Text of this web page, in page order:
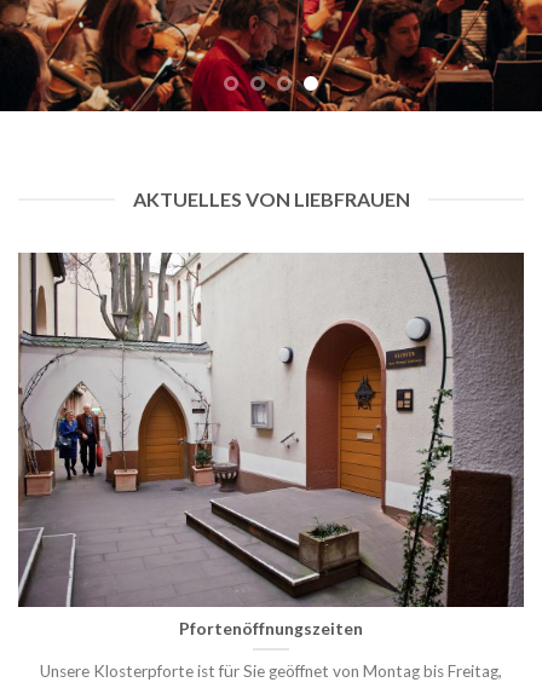
AKTUELLES VON LIEBFRAUEN
Pfortenöffnungszeiten
Unsere Klosterpforte ist für Sie geöffnet von Montag bis Freitag,